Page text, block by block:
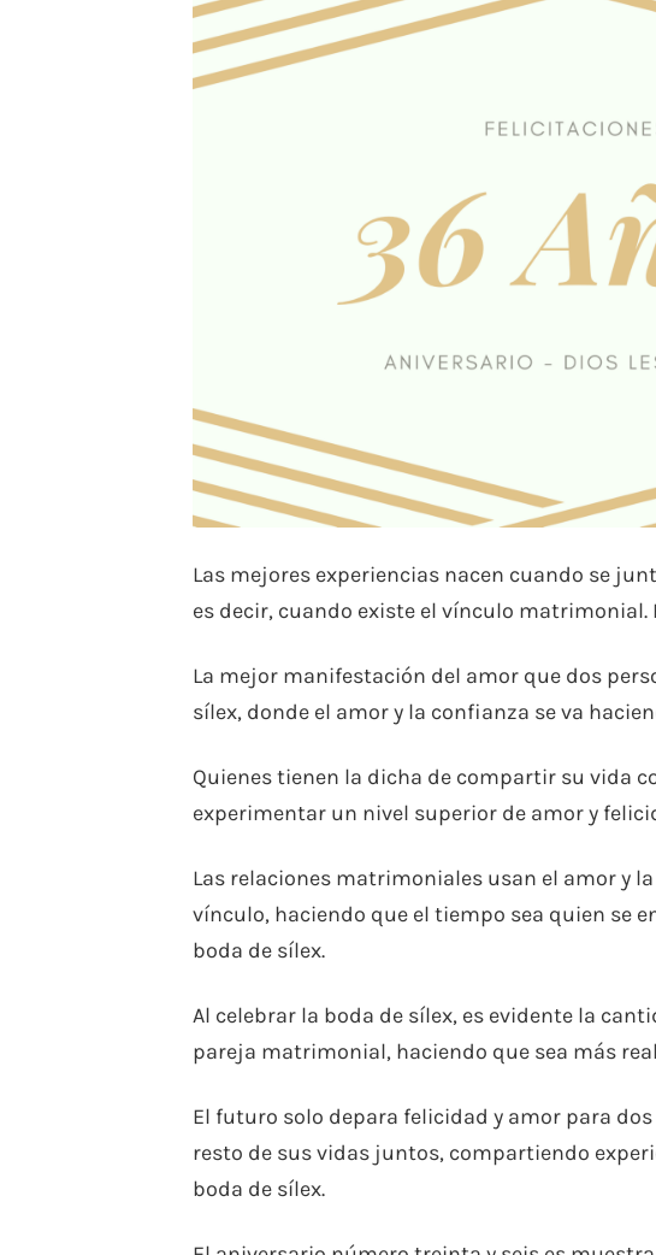
Las mejores experiencias nacen cuando se
es decir, cuando existe el vínculo
La mejor manifestación del amor que dos
sílex, donde el amor y la confianza se va
Quienes tienen la dicha de compartir su vida
experimentar un nivel superior de amor y
Las relaciones matrimoniales usan el amor y
vínculo, haciendo que el tiempo sea quien se
boda de sílex.
Al celebrar la boda de sílex, es evidente la
pareja matrimonial, haciendo que sea más
El futuro solo depara felicidad y amor para
resto de sus vidas juntos, compartiendo
boda de sílex.